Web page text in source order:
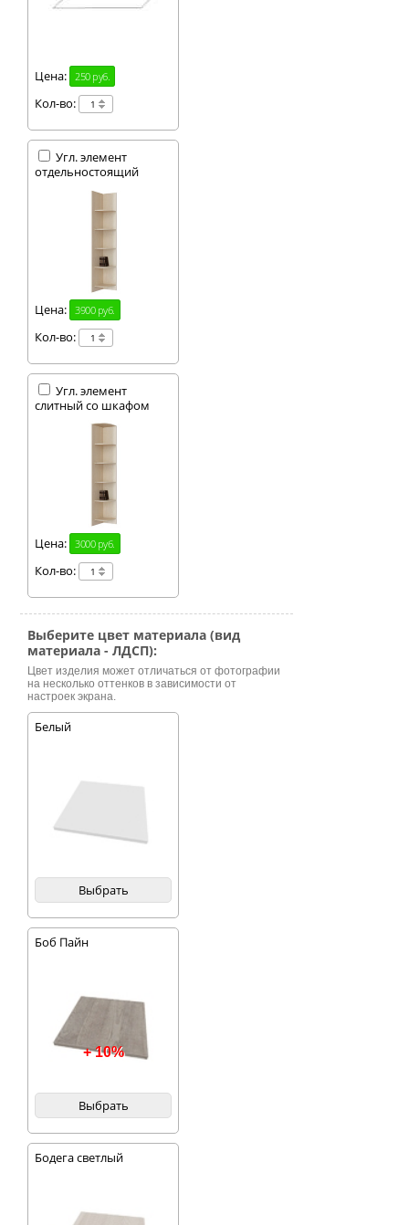
Цена: 250 руб.
Кол-во:
Угл. элемент
отдельностоящий
Цена: 3900 руб.
Кол-во:
Угл. элемент
слитный со шкафом
Цена: 3000 руб.
Кол-во:
Выберите цвет материала (вид
материала - ЛДСП):
Цвет изделия может отличаться от фотографии
на несколько оттенков в зависимости от
настроек экрана.
Белый
Выбрать
Боб Пайн
+ 10%
Выбрать
Бодега светлый